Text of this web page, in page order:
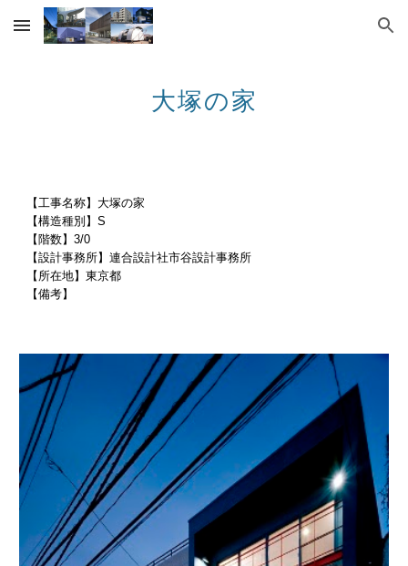
Skip to main content Skip to navigation
大塚の家
【工事名称】大塚の家
【構造種別】S
【階数】3/0
【設計事務所】連合設計社市谷設計事務所
【所在地】東京都
【備考】